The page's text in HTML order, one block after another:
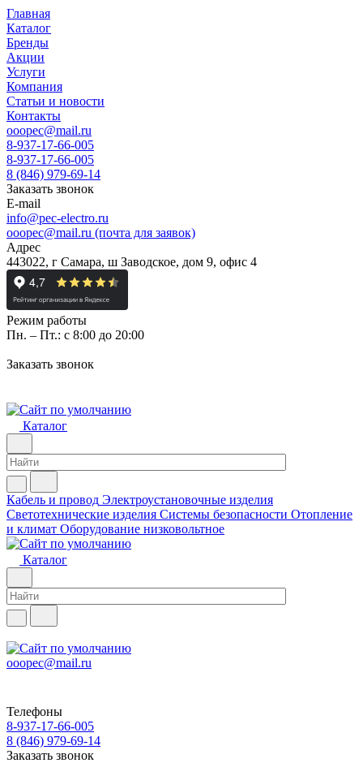
Главная
Каталог
Бренды
Акции
Услуги
Компания
Статьи и новости
Контакты
ooopec@mail.ru
8-937-17-66-005
8-937-17-66-005
8 (846) 979-69-14
Заказать звонок
E-mail
info@pec-electro.ru
ooopec@mail.ru (почта для заявок)
Адрес
443022, г Самара, ш Заводское, дом 9, офис 4
Режим работы
Пн. – Пт.: с 8:00 до 20:00
Заказать звонок
Каталог
Кабель и провод Электроустановочные изделия
Светотехнические изделия Системы безопасности Отопление
и климат Оборудование низковольтное
Каталог
ooopec@mail.ru
Телефоны
8-937-17-66-005
8 (846) 979-69-14
Заказать звонок